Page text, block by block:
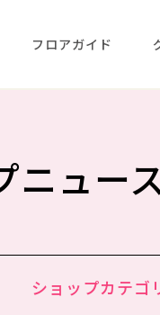
フロアガイド
ニュー
ショップカテゴ